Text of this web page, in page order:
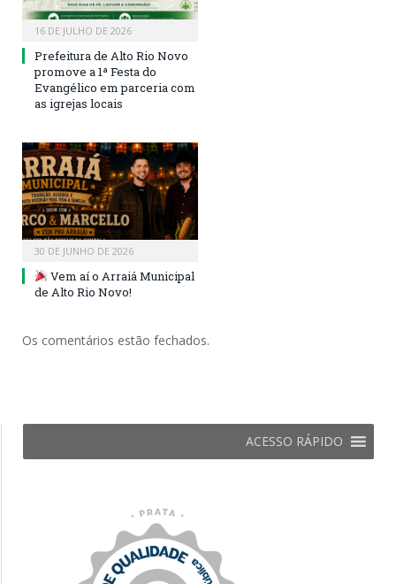
16 DE JULHO DE 2026
Prefeitura de Alto Rio Novo
promove a 1ª Festa do
Evangélico em parceria com
as igrejas locais
30 DE JUNHO DE 2026
Vem aí o Arraiá Municipal
de Alto Rio Novo!
Os comentários estão fechados.
ACESSO RÁPIDO